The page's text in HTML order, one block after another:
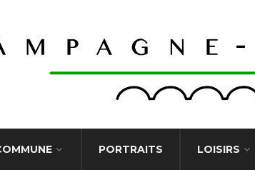
PORTRAITS LOISIRS